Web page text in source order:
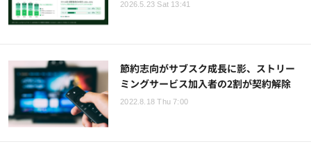
2026.5.23 Sat 13:41
節約志向がサブスク成長に影、ストリー
ミングサービス加入者の2割が契約解除
2022.8.18 Thu 7:00